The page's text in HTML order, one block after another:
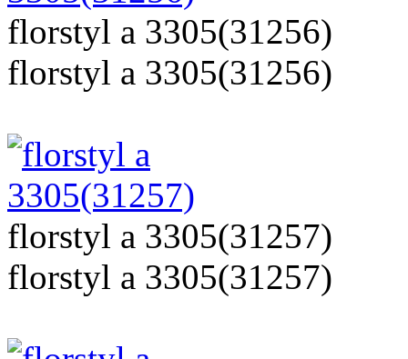
florstyl a 3305(31256)
florstyl a 3305(31256)
florstyl a 3305(31257)
florstyl a 3305(31257)